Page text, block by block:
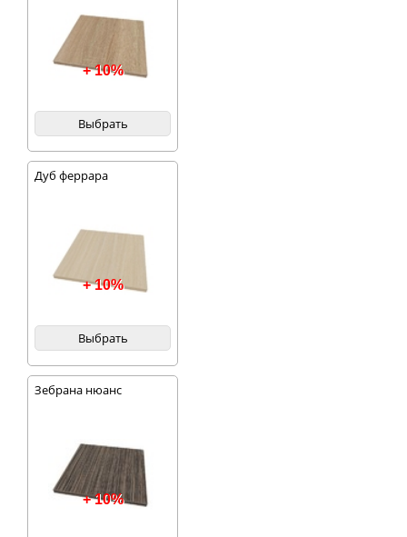
+ 10%
Выбрать
Дуб феррара
+ 10%
Выбрать
Зебрана нюанс
+ 10%